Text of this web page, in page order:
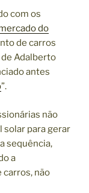
com os
do
de carros
de Adalberto
antes
”.
não
solar para gerar
sequência,
a
não